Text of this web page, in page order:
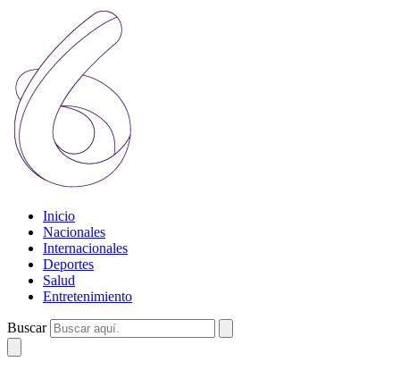
Inicio
Nacionales
Internacionales
Deportes
Salud
Entretenimiento
Buscar